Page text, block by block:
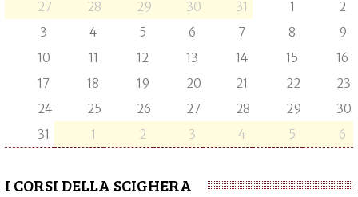
27 28 29 30 31 1
2
3
4 5 6 7 8
9
10
11 12 13 14 15
16
17
18 19 20 21 22
23
24
25 26 27 28 29
30
31
1 2 3 4 5 6
I CORSI DELLA SCIGHERA